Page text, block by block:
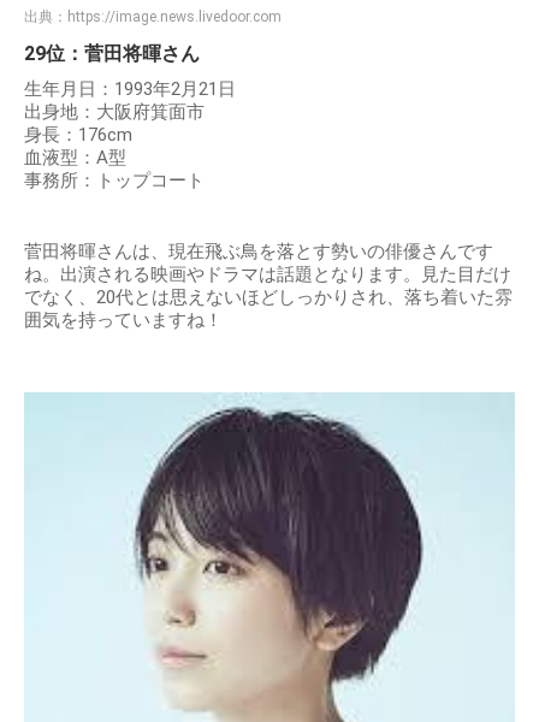
出典： https://image.news.livedoor.com
29位：菅田将暉さん
生年月日：1993年2月21日
出身地：大阪府箕面市
身長：176cm
血液型：A型
事務所：トップコート
菅田将暉さんは、現在飛ぶ鳥を落とす勢いの俳優さんです
ね。出演される映画やドラマは話題となります。見た目だけ
でなく、20代とは思えないほどしっかりされ、落ち着いた雰
囲気を持っていますね！